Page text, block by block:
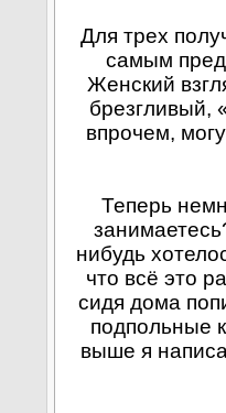
Для трех
самым
Женский
брезгливый,
впрочем,
Теперь
нибудь
что всё это
сидя дома
подпольные
выше я